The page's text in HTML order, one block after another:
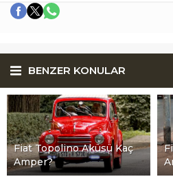
BENZER KONULAR
Fiat Topolino Aküsü Kaç
Amper?